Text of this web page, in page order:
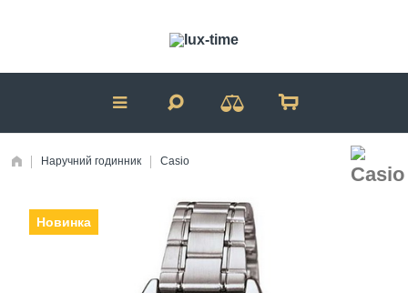
Наручний годинник Casio
Новинка